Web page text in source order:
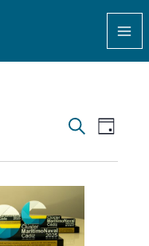
Navegación
vistas
de
BUSCAR
DÍA